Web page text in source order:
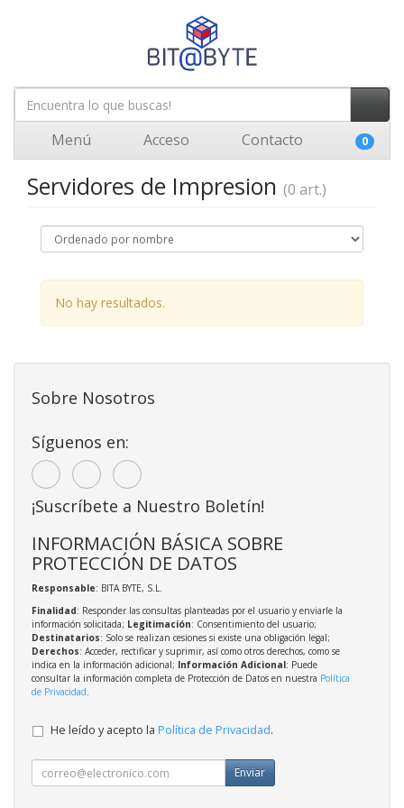
Menú Acceso Contacto 0
Servidores de Impresion (0 art.)
No hay resultados.
Sobre Nosotros
Síguenos en:
¡Suscríbete a Nuestro Boletín!
INFORMACIÓN BÁSICA SOBRE
PROTECCIÓN DE DATOS
Responsable: BITA BYTE, S.L.
Finalidad: Responder las consultas planteadas por el usuario y enviarle la
información solicitada; Legitimación: Consentimiento del usuario;
Destinatarios: Solo se realizan cesiones si existe una obligación legal;
Derechos: Acceder, rectificar y suprimir, así como otros derechos, como se
indica en la información adicional; Información Adicional: Puede
consultar la información completa de Protección de Datos en nuestra Política
de Privacidad.
He leído y acepto la Política de Privacidad.
Enviar